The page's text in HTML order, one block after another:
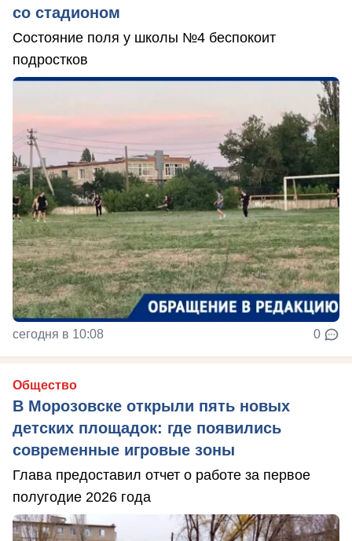
со стадионом
Состояние поля у школы №4 беспокоит
подростков
сегодня в 10:08 0
Общество
В Морозовске открыли пять новых
детских площадок: где появились
современные игровые зоны
Глава предоставил отчет о работе за первое
полугодие 2026 года